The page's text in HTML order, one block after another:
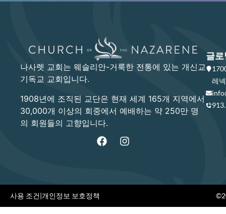
나사렛 교회는 웨슬리안-거룩한 전통에 있는 개신교
기독교 교회입니다.
1908년에 조직된 교단은 현재 세계 165개 지역에서
30,000개 이상의 회중에서 예배하는 약 250만 명
의 회원들의 고향입니다.
글로
레
사용 조건|개인정보 보호정책